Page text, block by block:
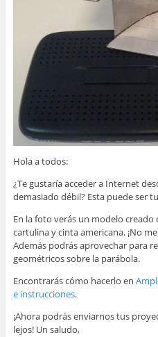
Hola a todos:
¿Te gustaría acceder a Internet
demasiado débil? Esta puede ser
En la foto verás un modelo
cartulina y cinta americana. ¡No
Además podrás aprovechar para
geométricos sobre la parábola.
Encontrarás cómo hacerlo en
e instrucciones.
¡Ahora podrás enviarnos tus
lejos! Un saludo,